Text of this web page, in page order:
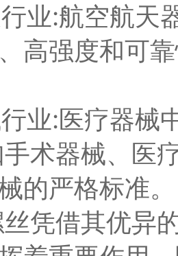
业:航空航天
高强度和可
业:医疗器械
术器械、医
的严格标准。
凭借其优异